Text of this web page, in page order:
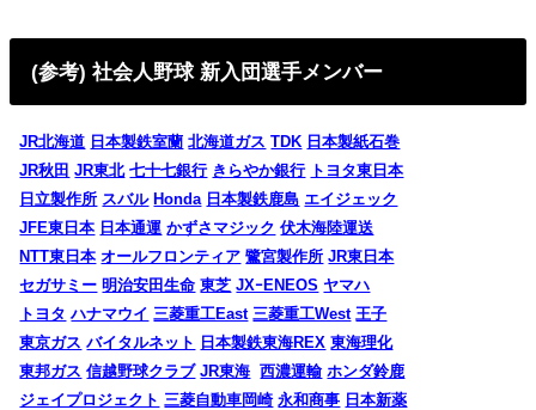
(参考) 社会人野球 新入団選手メンバー
JR北海道 日本製鉄室蘭 北海道ガス TDK 日本製紙石巻
JR秋田 JR東北 七十七銀行 きらやか銀行 トヨタ東日本
日立製作所 スバル Honda 日本製鉄鹿島 エイジェック
JFE東日本 日本通運 かずさマジック 伏木海陸運送
NTT東日本 オールフロンティア 鷺宮製作所 JR東日本
セガサミー 明治安田生命 東芝 JXｰENEOS ヤマハ
トヨタ ハナマウイ 三菱重工East 三菱重工West 王子
東京ガス バイタルネット 日本製鉄東海REX 東海理化
東邦ガス 信越野球クラブ JR東海 西濃運輸 ホンダ鈴鹿
ジェイプロジェクト 三菱自動車岡崎 永和商事 日本新薬